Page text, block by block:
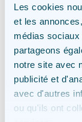
Les cookies
et les
médias
partageons
notre site avec
publicité et
avec d'autres
ou qu'ils ont
Intégration
Chaque
avec les
cadre